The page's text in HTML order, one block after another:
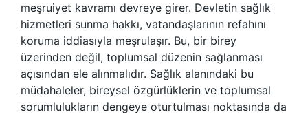
meşruiyet kavramı devreye girer. Devletin sağlık
hizmetleri sunma hakkı, vatandaşlarının refahını
koruma iddiasıyla meşrulaşır. Bu, bir birey
üzerinden değil, toplumsal düzenin sağlanması
açısından ele alınmalıdır. Sağlık alanındaki bu
müdahaleler, bireysel özgürlüklerin ve toplumsal
sorumlulukların dengeye oturtulması noktasında da